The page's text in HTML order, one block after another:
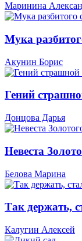
Маринина
Мука
Акунин Борис
Гений
Донцова Дарья
Невеста
Белова Марина
Так держать,
Калугин Алексей